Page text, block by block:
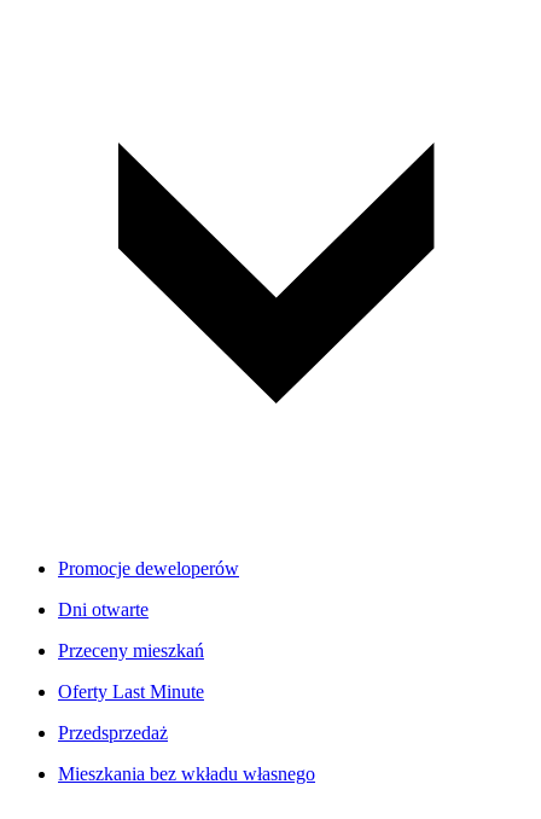
Promocje deweloperów
Dni otwarte
Przeceny mieszkań
Oferty Last Minute
Przedsprzedaż
Mieszkania bez wkładu własnego